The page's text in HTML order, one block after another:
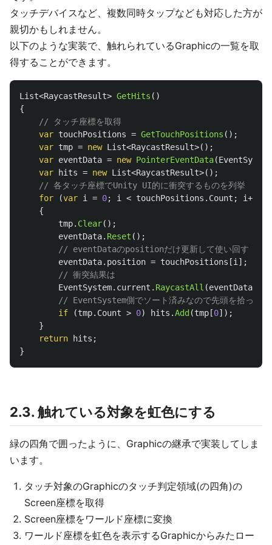
タッチデバイスなど、複数同時タップなども対応した方が
親切かもしれません。
以下のような実装で、触れられているGraphicの一覧を取
得することができます。
List<RaycastResult> GetHits ()
{
// タッチ座標を取得
var touchPositions = GetTouchPositions ();
var tmp = new List<RaycastResult>();
var eventData = new PointerEventData(EventSystem
var
hits = new List<RaycastResult>();
// 各タッチ座標でUnity UI的に衝突するものを列挙
for
(var i = 0; i < touchPositions . Count ; i++)
{
tmp. Clear();
eventData. Reset ();
// eventDataのpositionだけ更新して使い回す
eventData. position = touchPositions [i ];
// 衝突結果は
EventSystem. current . RaycastAll (eventData
// EventSystem側でソート済みなので先頭を拾ってく
if
(tmp. Count > 0) hits .Add (tmp [0]);
}
return
hits ;
}
2.3. 触れている対象を虹色にする
緑の四角で囲ったように、Graphicの継承で実装してしま
います。
タッチ対象のGraphicのタッチ判定領域(の四角)の
Screen座標を取得
Screen座標をワールド座標に変換
ワールド座標を虹色を表示するGraphicからみたロー